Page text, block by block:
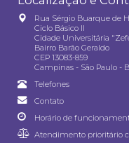
Rua Sérgio Buarque de
Ciclo Básico II
Cidade Universitária
Bairro Barão Geraldo
CEP 13083-859
Campinas - São Paulo -
Telefones
Contato
Horário de
Atendimento prioritário